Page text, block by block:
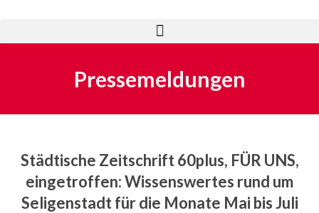
Pressemeldungen
Städtische Zeitschrift 60plus, FÜR UNS,
eingetroffen: Wissenswertes rund um
Seligenstadt für die Monate Mai bis Juli